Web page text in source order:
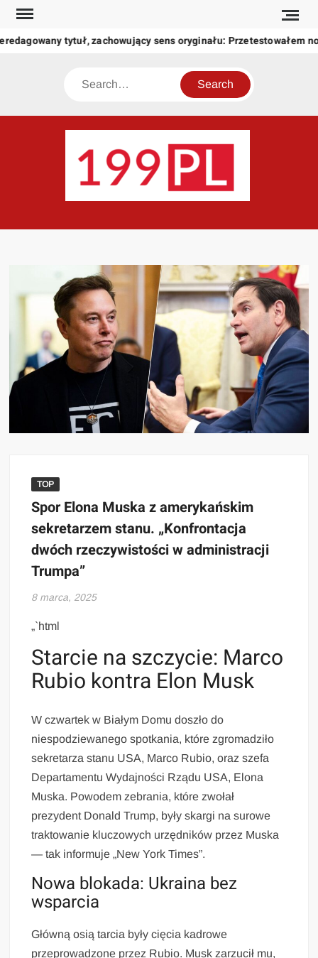
Skip
content
tytuł, zachowujący sens oryginału: Przetestowałem
Search
świat
TOP
Spor Elona Muska z amerykańskim
sekretarzem stanu. „Konfrontacja
dwóch rzeczywistości w administracji
Trumpa”
8 marca, 2025
„`html
Starcie na szczycie: Marco
Rubio kontra Elon Musk
W czwartek w Białym Domu doszło do
niespodziewanego spotkania, które zgromadziło
sekretarza stanu USA, Marco Rubio, oraz szefa
Departamentu Wydajności Rządu USA, Elona
Muska. Powodem zebrania, które zwołał
prezydent Donald Trump, były skargi na surowe
traktowanie kluczowych urzędników przez Muska
— tak informuje „New York Times”.
Nowa blokada: Ukraina bez
wsparcia
Główną osią tarcia były cięcia kadrowe
przeprowadzone przez Rubio. Musk zarzucił mu,